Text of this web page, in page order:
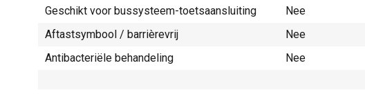
Geschikt voor bussysteem-toetsaansluiting
Nee
Aftastsymbool / barrièrevrij
Nee
Antibacteriële behandeling
Nee